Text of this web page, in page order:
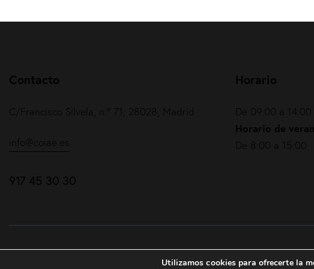
Contacto
C/Francisco Silvela, n.º 71, 28028, Madrid
info@coiae.es
917 45 30 30
Horario
De 09:00 a
Horario de
De 8:00 a 15:00
COIAE© 2026. Todos los derechos reservadosUtilizamos cookies para ofrecerte la